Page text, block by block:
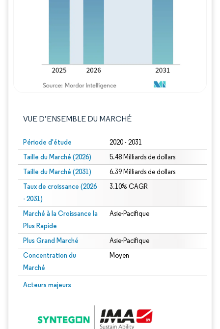
VUE D’ENSEMBLE DU MARCHÉ
Période d'étude 2020 - 2031
Taille du Marché (2026) 5.48 Milliards de dollars
Taille du Marché (2031) 6.39 Milliards de dollars
Taux de croissance (2026
- 2031)
3.10% CAGR
Marché à la Croissance la
Plus Rapide
Asie-Pacifique
Plus Grand Marché Asie-Pacifique
Concentration du
Marché
Moyen
Acteurs majeurs
Image © Mordor Intelligence. La réutilisation nécessite une attribution sous CC